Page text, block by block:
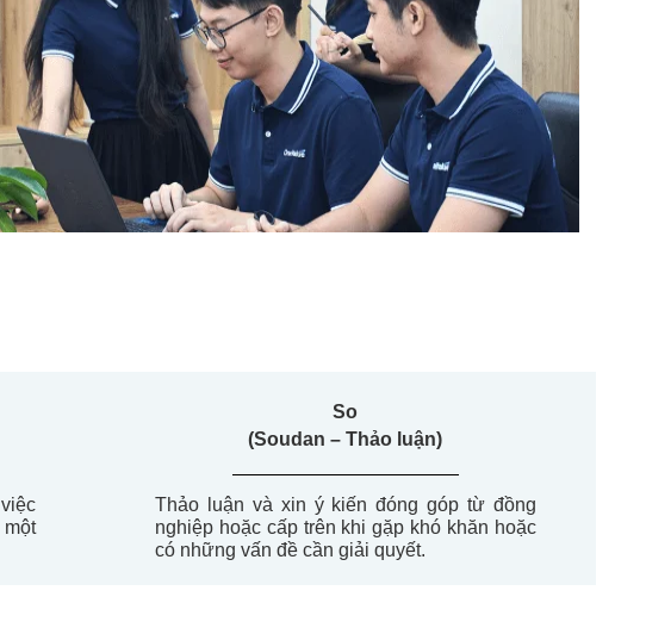
việc
một
So
(Soudan – Thảo luận)
Thảo luận và xin ý kiếnđónggóptừ đồng
nghiệp hoặc cấp trên khigặp khó khăn hoặc
có những vấn đề cần giải quyết.